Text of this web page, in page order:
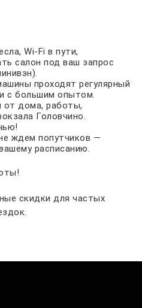
Wi-Fi в пути,
салон под ваш запрос
проходят регулярный
с большим опытом.
от дома, работы,
Головчино.
ждем попутчиков —
расписанию.
скидки для частых